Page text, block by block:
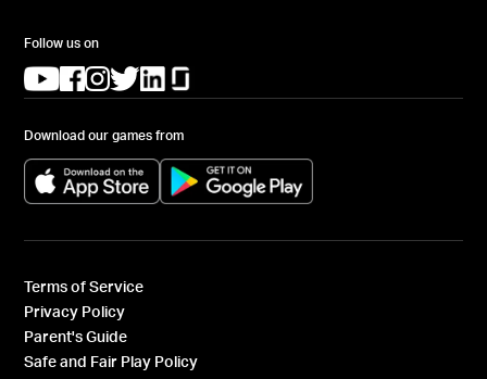
Follow us on
(opens in a new tab)
(opens in a new tab)
(opens in a new tab)
(opens in a new tab)
(opens in a new tab)
Download our games from
(opens in a new tab) (opens in a new tab)
Terms of Service
Privacy Policy
Parent's Guide
Safe and Fair Play Policy